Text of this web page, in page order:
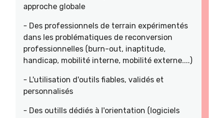
approche globale
- Des professionnels de terrain expérimentés
dans les problématiques de reconversion
professionnelles (burn-out, inaptitude,
handicap, mobilité interne, mobilité externe....)
- L'utilisation d'outils fiables, validés et
personnalisés
- Des outills dédiés à l'orientation (logiciels